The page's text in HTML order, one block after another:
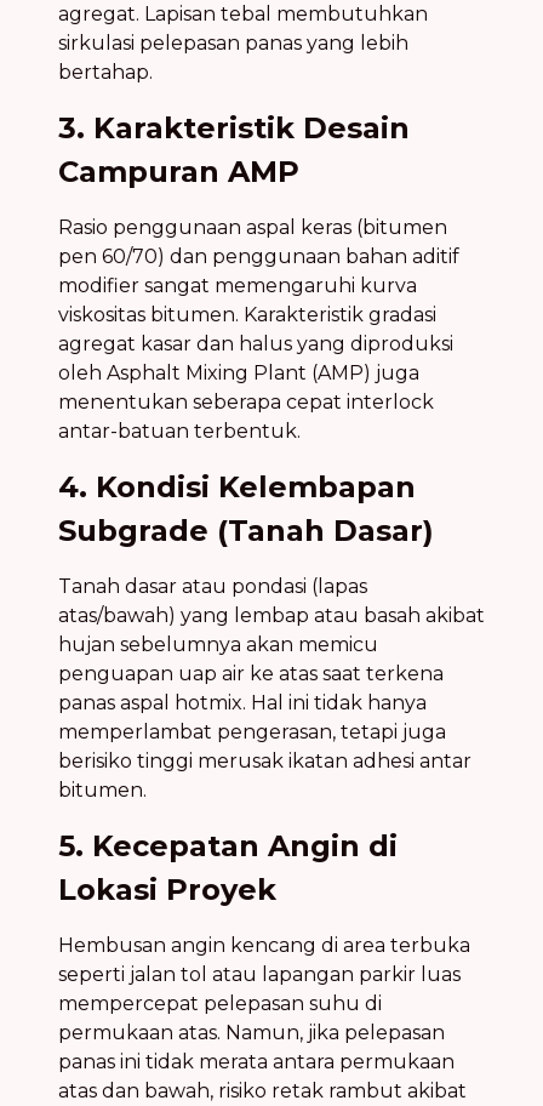
agregat. Lapisan tebal membutuhkan
sirkulasi pelepasan panas yang lebih
bertahap.
3. Karakteristik Desain
Campuran AMP
Rasio penggunaan aspal keras (bitumen
pen 60/70) dan penggunaan bahan aditif
modifier sangat memengaruhi kurva
viskositas bitumen. Karakteristik gradasi
agregat kasar dan halus yang diproduksi
oleh Asphalt Mixing Plant (AMP) juga
menentukan seberapa cepat interlock
antar-batuan terbentuk.
4. Kondisi Kelembapan
Subgrade (Tanah Dasar)
Tanah dasar atau pondasi (lapas
atas/bawah) yang lembap atau basah akibat
hujan sebelumnya akan memicu
penguapan uap air ke atas saat terkena
panas aspal hotmix. Hal ini tidak hanya
memperlambat pengerasan, tetapi juga
berisiko tinggi merusak ikatan adhesi antar
bitumen.
5. Kecepatan Angin di
Lokasi Proyek
Hembusan angin kencang di area terbuka
seperti jalan tol atau lapangan parkir luas
mempercepat pelepasan suhu di
permukaan atas. Namun, jika pelepasan
panas ini tidak merata antara permukaan
atas dan bawah, risiko retak rambut akibat